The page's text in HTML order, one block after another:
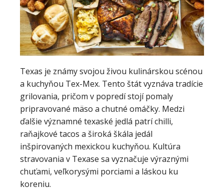
Texas je známy svojou živou kulinárskou scénou
a kuchyňou Tex-Mex. Tento štát vyznáva tradície
grilovania, pričom v popredí stojí pomaly
pripravované mäso a chutné omáčky. Medzi
ďalšie významné texaské jedlá patrí chilli,
raňajkové tacos a široká škála jedál
inšpirovaných mexickou kuchyňou. Kultúra
stravovania v Texase sa vyznačuje výraznými
chuťami, veľkorysými porciami a láskou ku
koreniu.